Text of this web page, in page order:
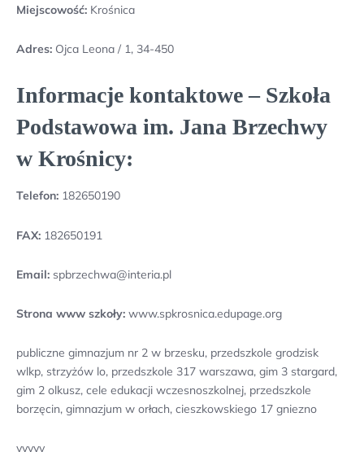
Miejscowość: Krośnica
Adres: Ojca Leona / 1, 34-450
Informacje kontaktowe – Szkoła
Podstawowa im. Jana Brzechwy
w Krośnicy:
Telefon: 182650190
FAX: 182650191
Email: spbrzechwa@interia.pl
Strona www szkoły: www.spkrosnica.edupage.org
publiczne gimnazjum nr 2 w brzesku, przedszkole grodzisk
wlkp, strzyżów lo, przedszkole 317 warszawa, gim 3 stargard,
gim 2 olkusz, cele edukacji wczesnoszkolnej, przedszkole
borzęcin, gimnazjum w orłach, cieszkowskiego 17 gniezno
yyyyy